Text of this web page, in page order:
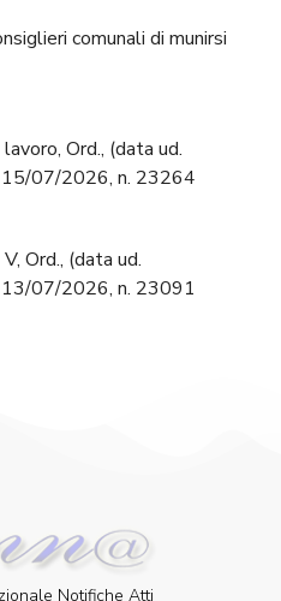
comunali di munirsi
lavoro, Ord., (data ud.
07/2026, n. 23264
Ord., (data ud.
07/2026, n. 23091
Notifiche Atti